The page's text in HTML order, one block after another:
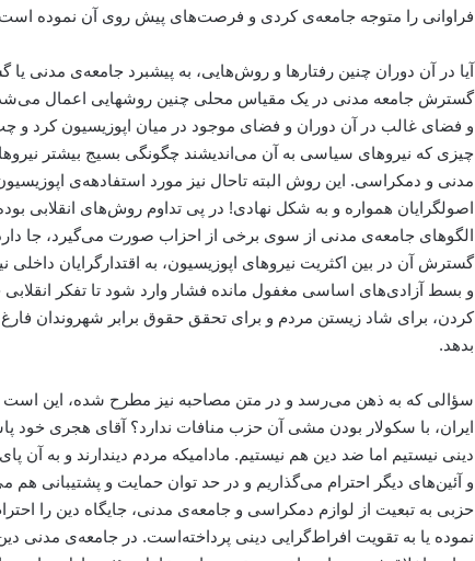
فراوانی را متوجه جامعه‌ی کردی و فرصت‌های پیش روی آن نموده
آیا در آن دوران چنین رفتارها و روش‌هایی، به پیشبرد جامعه‌ی مدنی
گسترش جامعه مدنی در یک مقیاس محلی چنین روشهایی اعمال
و فضای غالب در آن دوران و فضای موجود در میان اپوزیسیون کرد و چپ،
چیزی که نیروهای سیاسی به آن می‌اندیشند چگونگی بسیج بیشتر
مدنی و دمکراسی. این روش البته تاحال نیز مورد استفادهه‌ی
اصولگرایان همواره و به شکل نهادی! در پی تداوم روش‌های انقلابی
الگوهای جامعه‌ی مدنی از سوی برخی از احزاب صورت می‌گیرد، جا دارد
گسترش آن در بین اکثریت نیروهای اپوزیسیون، به اقتدارگرایان
و بسط آزادی‌های اساسی مغفول مانده فشار وارد شود تا تفکر
کردن، برای شاد زیستن مردم و برای تحقق حقوق برابر شهروندان
بدهد.
سؤالی که به ذهن می‌رسد و در متن مصاحبه نیز مطرح شده، این است
ایران، با سکولار بودن مشی آن حزب منافات ندارد؟ آقای هجری
دینی نیستیم اما ضد دین هم نیستیم. مادامیکه مردم دیندارند و به آن
و آئین‌های دیگر احترام می‌گذاریم و در حد توان حمایت و پشتیبانی
حزبی به تبعیت از لوازم دمکراسی و جامعه‌ی مدنی، جایگاه دین را
نموده یا به تقویت افراط‌‌گرایی دینی پرداخته‌است. در جامعه‌ی مدنی